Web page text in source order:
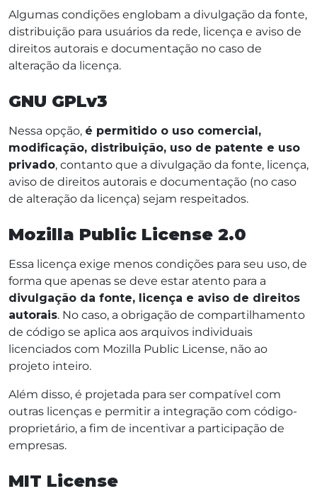
Algumas condições englobam a divulgação da fonte,
distribuição para usuários da rede, licença e aviso de
direitos autorais e documentação no caso de
alteração da licença.
GNU GPLv3
Nessa opção, é permitido o uso comercial,
modificação, distribuição, uso de patente e uso
privado, contanto que a divulgação da fonte, licença,
aviso de direitos autorais e documentação (no caso
de alteração da licença) sejam respeitados.
Mozilla Public License 2.0
Essa licença exige menos condições para seu uso, de
forma que apenas se deve estar atento para a
divulgação da fonte, licença e aviso de direitos
autorais. No caso, a obrigação de compartilhamento
de código se aplica aos arquivos individuais
licenciados com Mozilla Public License, não ao
projeto inteiro.
Além disso, é projetada para ser compatível com
outras licenças e permitir a integração com código-
proprietário, a fim de incentivar a participação de
empresas.
MIT License